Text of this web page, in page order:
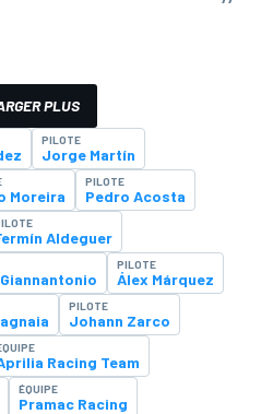
PLUS
PILOTE
Jorge Martín
Moreira
PILOTE
Pedro Acosta
Aldeguer
PILOTE
Álex Márquez
PILOTE
Johann Zarco
Racing Team
ÉQUIPE
Pramac Racing